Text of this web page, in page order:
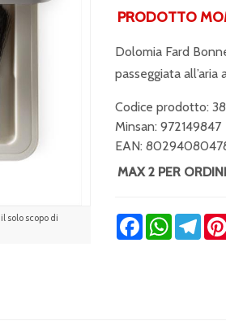
solo scopo di
PRODOTTO
Dolomia Fard
passeggiata all’aria
Codice prodotto:
Minsan: 972149847
EAN:
MAX 2 PER
Facebook